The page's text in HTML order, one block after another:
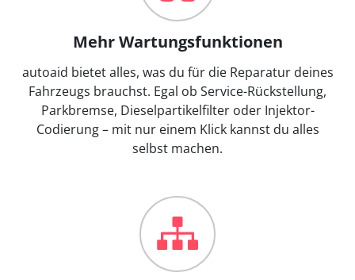
Mehr Wartungsfunktionen
autoaid bietet alles, was du für die Reparatur deines
Fahrzeugs brauchst. Egal ob Service-Rückstellung,
Parkbremse, Dieselpartikelfilter oder Injektor-
Codierung – mit nur einem Klick kannst du alles
selbst machen.